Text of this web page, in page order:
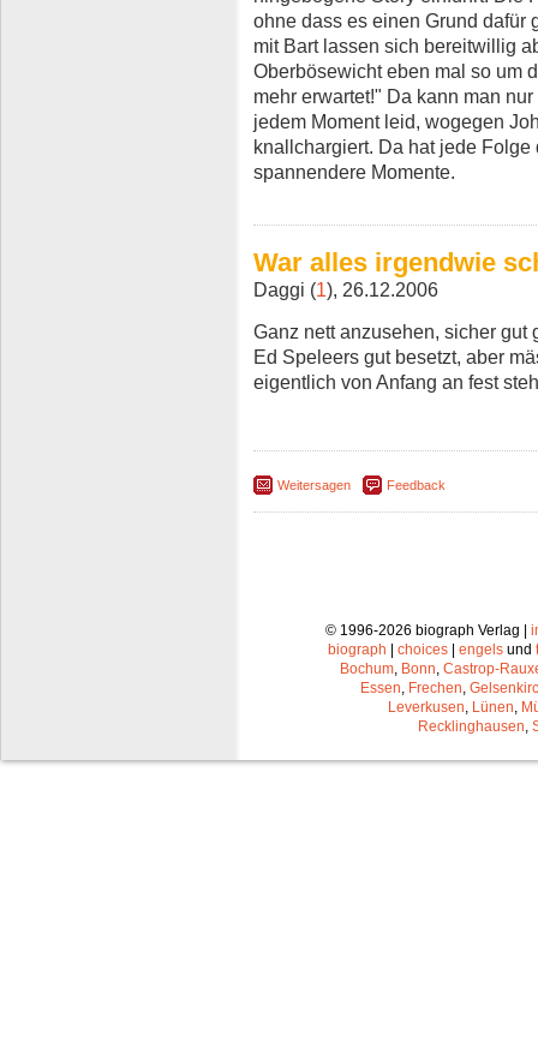
ohne dass es einen Grund dafür
mit Bart lassen sich bereitwillig
Oberbösewicht eben mal so um
mehr erwartet!" Da kann man
jedem Moment leid, wogegen
knallchargiert. Da hat jede
spannendere Momente.
War alles irgendwie
Daggi (1), 26.12.2006
Ganz nett anzusehen, sicher gut
Ed Speleers gut besetzt, aber
eigentlich von Anfang an fest
Weitersagen Feedback
© 1996-2026 biograph Verlag |
biograph | choices | engels und
Bochum, Bonn, Castrop-
Essen, Frechen,
Leverkusen, Lünen,
Recklinghausen,